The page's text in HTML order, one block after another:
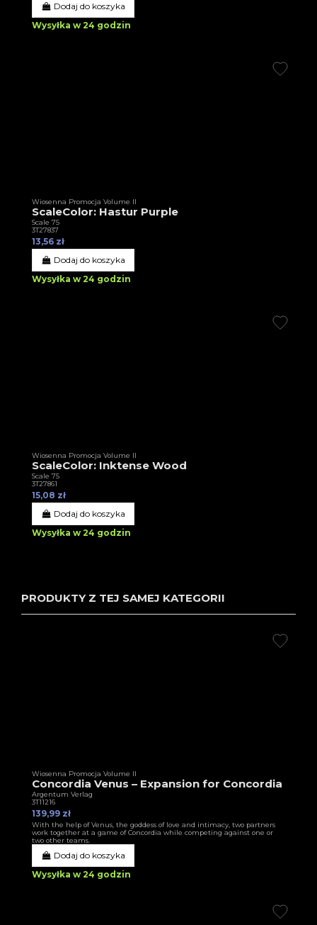
Dodaj do koszyka
Wysyłka w 24 godzin
Wiosenna Promocja Volume II
ScaleColor: Hastur Purple
Scale 75
3T27837
13,56 zł
Dodaj do koszyka
Wysyłka w 24 godzin
Wiosenna Promocja Volume II
ScaleColor: Inktense Wood
Scale 75
3T27861
15,08 zł
Dodaj do koszyka
Wysyłka w 24 godzin
PRODUKTY Z TEJ SAMEJ KATEGORII
Wiosenna Promocja Volume II
Concordia Venus – Expansion for Concordia
Argentum Verlag
3T11216
139,99 zł
With the help of Venus, the goddess of love and intimacy, two partners
work together at a game of Concordia while competing against one or
two other teams.
Dodaj do koszyka
Wysyłka w 24 godzin